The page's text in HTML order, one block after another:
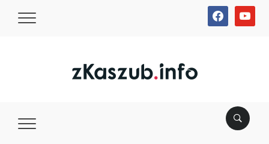
facebookyoutube